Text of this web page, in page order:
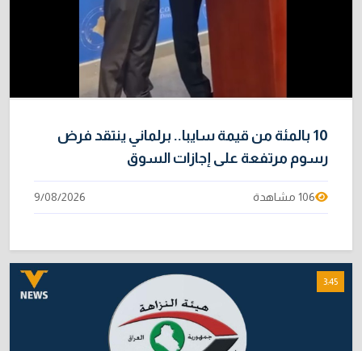
10 بالمئة من قيمة سايبا.. برلماني ينتقد فرض
رسوم مرتفعة على إجازات السوق
106 مشاهدة 9/08/2026
3:45